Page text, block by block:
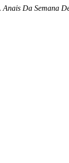
Anais Da Semana